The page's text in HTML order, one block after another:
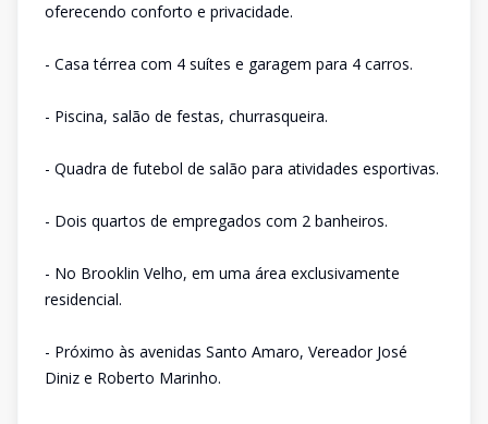
oferecendo conforto e privacidade.
- Casa térrea com 4 suítes e garagem para 4 carros.
- Piscina, salão de festas, churrasqueira.
- Quadra de futebol de salão para atividades esportivas.
- Dois quartos de empregados com 2 banheiros.
- No Brooklin Velho, em uma área exclusivamente
residencial.
- Próximo às avenidas Santo Amaro, Vereador José
Diniz e Roberto Marinho.